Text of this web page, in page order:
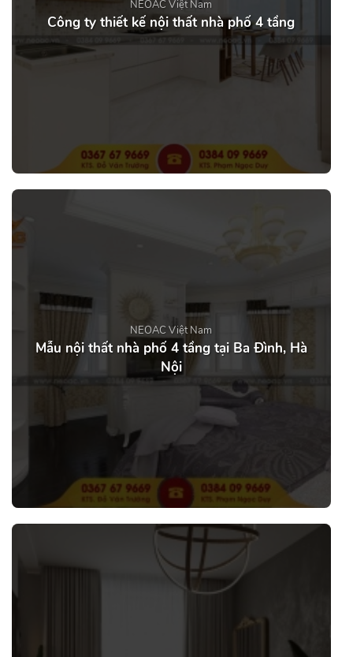
NEOAC Việt Nam
Công ty thiết kế nội thất nhà phố 4 tầng
NEOAC Việt Nam
Mẫu nội thất nhà phố 4 tầng tại Ba Đình, Hà
Nội